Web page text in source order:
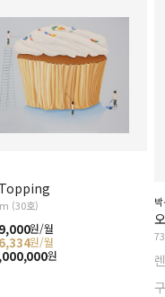
(30호)
원/월
원/월
원